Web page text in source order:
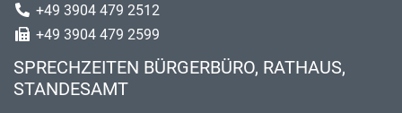
+49 3904 479 2512
+49 3904 479 2599
SPRECHZEITEN BÜRGERBÜRO, RATHAUS,
STANDESAMT